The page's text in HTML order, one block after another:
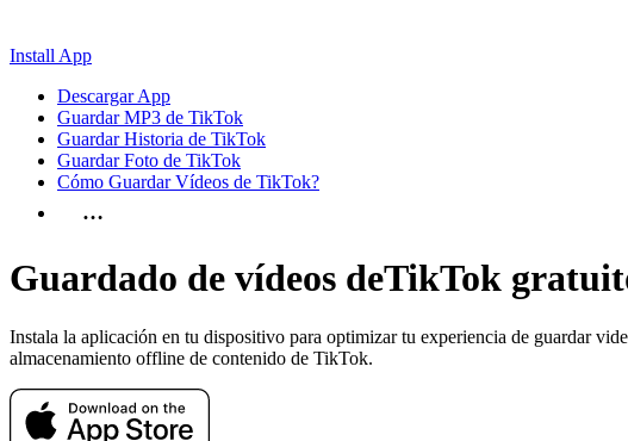
Install App
Descargar App
Guardar MP3 de TikTok
Guardar Historia de TikTok
Guardar Foto de TikTok
Cómo Guardar Vídeos de TikTok?
…
Guardado de vídeos deTikTok
Instala la aplicación en tu dispositivo para optimizar tu experiencia de guardar
almacenamiento offline de contenido de TikTok.